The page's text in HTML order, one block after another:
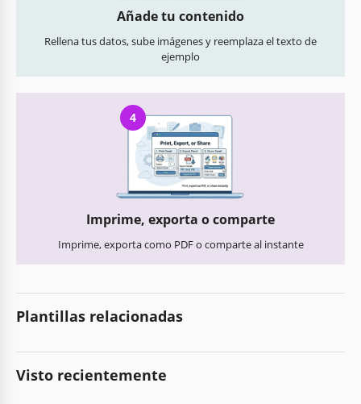
Añade tu contenido
Rellena tus datos, sube imágenes y reemplaza el texto de
ejemplo
4
Imprime, exporta o comparte
Imprime, exporta como PDF o comparte al instante
Plantillas relacionadas
Visto recientemente